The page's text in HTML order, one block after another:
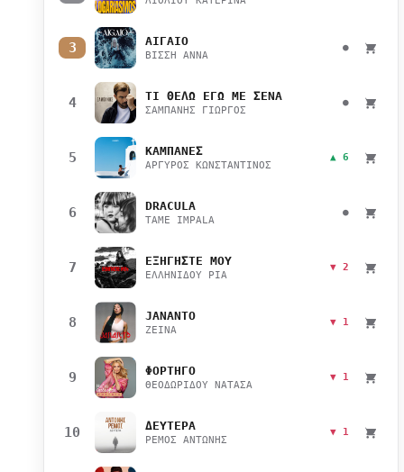
3 ΑΙΓΑΙΟ
ΒΙΣΣΗ ΑΝΝΑ
●
4 ΤΙ ΘΕΛΩ ΕΓΩ ΜΕ ΣΕΝΑ
ΣΑΜΠΑΝΗΣ ΓΙΩΡΓΟΣ
●
5 ΚΑΜΠΑΝΕΣ
ΑΡΓΥΡΟΣ ΚΩΝΣΤΑΝΤΙΝΟΣ
▲ 6
6 DRACULA
TAME IMPALA
●
7 ΕΞΗΓΗΣΤΕ ΜΟΥ
ΕΛΛΗΝΙΔΟΥ ΡΙΑ
▼ 2
8 JANANTO
ZEINA
▼ 1
9 ΦΟΡΤΗΓΟ
ΘΕΟΔΩΡΙΔΟΥ ΝΑΤΑΣΑ
▼ 1
10 ΔΕΥΤΕΡΑ
ΡΕΜΟΣ ΑΝΤΩΝΗΣ
▼ 1